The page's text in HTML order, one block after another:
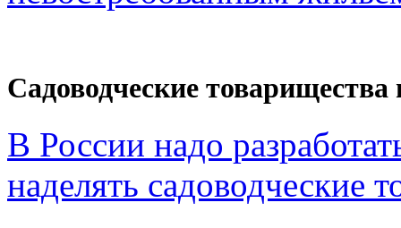
Садоводческие
В России надо
наделять садоводческие